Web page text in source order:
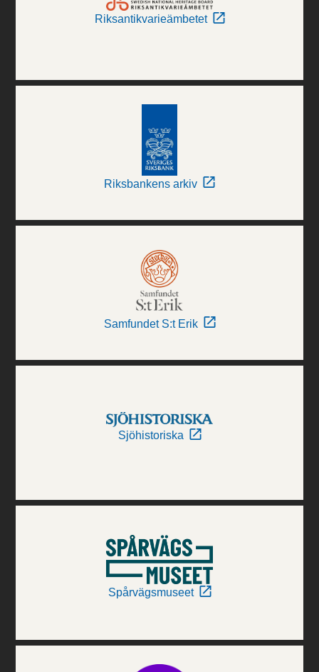
Riksantikvarieämbetet
Riksbankens arkiv
Samfundet S:t Erik
Sjöhistoriska
Spårvägsmuseet